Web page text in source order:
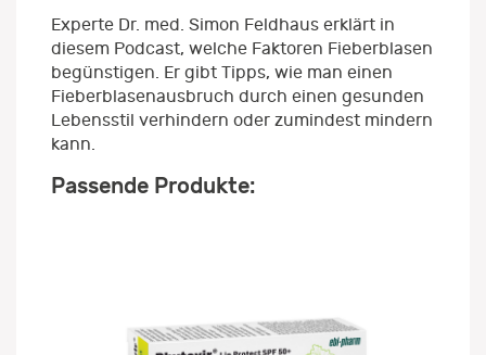
Experte Dr. med. Simon Feldhaus erklärt in
diesem Podcast, welche Faktoren Fieberblasen
begünstigen. Er gibt Tipps, wie man einen
Fieberblasenausbruch durch einen gesunden
Lebensstil verhindern oder zumindest mindern
kann.
Passende Produkte: